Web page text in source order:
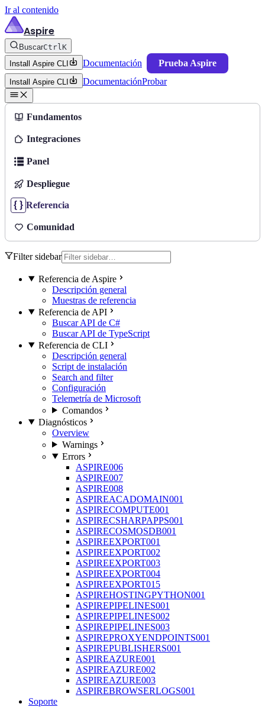
Ir al contenido
Aspire
BuscarCtrlK
Install Aspire CLI
Documentación Prueba Aspire
Install Aspire CLI DocumentaciónProbar
Fundamentos
Integraciones
Panel
Despliegue
Referencia
Comunidad
Filter sidebar
Referencia de Aspire
Descripción general
Muestras de referencia
Referencia de API
Buscar API de C#
Buscar API de TypeScript
Referencia de CLI
Descripción general
Script de instalación
Search and filter
Configuración
Telemetría de Microsoft
Comandos
Diagnósticos
Overview
Warnings
Errors
ASPIRE006
ASPIRE007
ASPIRE008
ASPIREACADOMAIN001
ASPIRECOMPUTE001
ASPIRECSHARPAPPS001
ASPIRECOSMOSDB001
ASPIREEXPORT001
ASPIREEXPORT002
ASPIREEXPORT003
ASPIREEXPORT004
ASPIREEXPORT015
ASPIREHOSTINGPYTHON001
ASPIREPIPELINES001
ASPIREPIPELINES002
ASPIREPIPELINES003
ASPIREPROXYENDPOINTS001
ASPIREPUBLISHERS001
ASPIREAZURE001
ASPIREAZURE002
ASPIREAZURE003
ASPIREBROWSERLOGS001
Soporte